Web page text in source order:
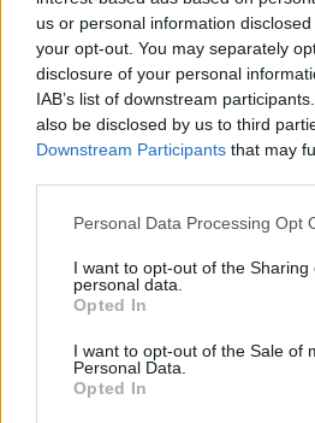
us or personal information
your opt-out. You may separately
disclosure of your personal
IAB’s list of downstream
also be disclosed by us to third
Downstream Participants that may
Personal Data Processing Opt
I want to opt-out of the Sharing
personal data.
Opted In
I want to opt-out of the Sale of
Personal Data.
Opted In
Ετικέτες :28η Διάσκεψη των Ηνωμένων
ΟΗΕ για το κλίμα,Κλιματική Αλλαγή.
Δείτε